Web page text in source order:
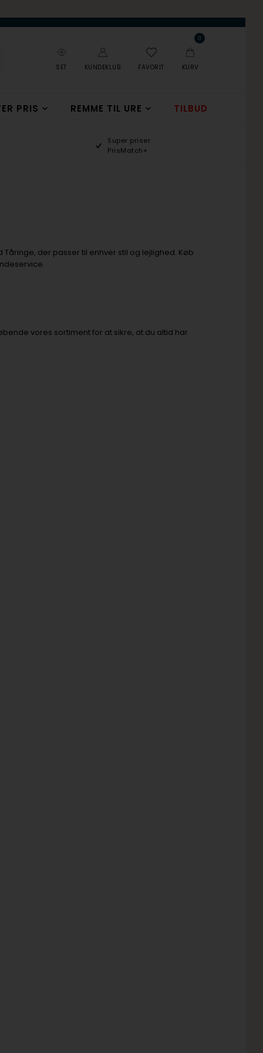
SET KUNDEKLUB FAVORIT
0
KURV
PRIS REMME TIL URE TILBUD
Super priser
PrisMatch+
der passer til enhver stil og lejlighed. Køb
vores sortiment for at sikre, at du altid har